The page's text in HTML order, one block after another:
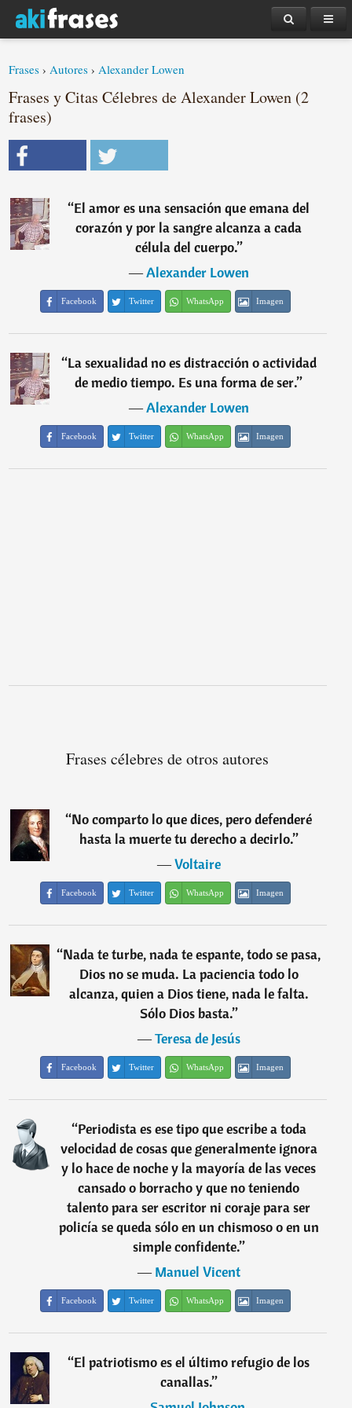
Frases ›Autores ›Alexander Lowen
Frases y Citas Célebres de Alexander Lowen (2
frases)
“El amor es una sensación que emana del
corazón y por la sangre alcanza a cada
célula del cuerpo.”
―Alexander Lowen
Facebook Twitter WhatsApp Imagen
“La sexualidad no es distracción o actividad
de medio tiempo. Es una forma de ser.”
―Alexander Lowen
Facebook Twitter WhatsApp Imagen
Frases célebres de otros autores
“No comparto lo que dices, pero defenderé
hasta la muerte tu derecho a decirlo.”
―Voltaire
Facebook Twitter WhatsApp Imagen
“Nada te turbe, nada te espante, todo se pasa,
Dios no se muda. La paciencia todo lo
alcanza, quien a Dios tiene, nada le falta.
Sólo Dios basta.”
―Teresa de Jesús
Facebook Twitter WhatsApp Imagen
“Periodista es ese tipo que escribe a toda
velocidad de cosas que generalmente ignora
y lo hace de noche y la mayoría de las veces
cansado o borracho y que no teniendo
talento para ser escritor ni coraje para ser
policía se queda sólo en un chismoso o en un
simple confidente.”
―Manuel Vicent
Facebook Twitter WhatsApp Imagen
“El patriotismo es el último refugio de los
canallas.”